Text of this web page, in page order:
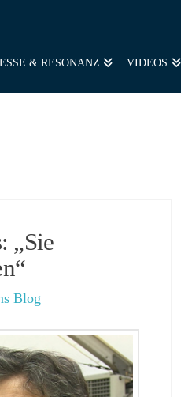
& RESONANZ VIDEOS
„Sie
Blog